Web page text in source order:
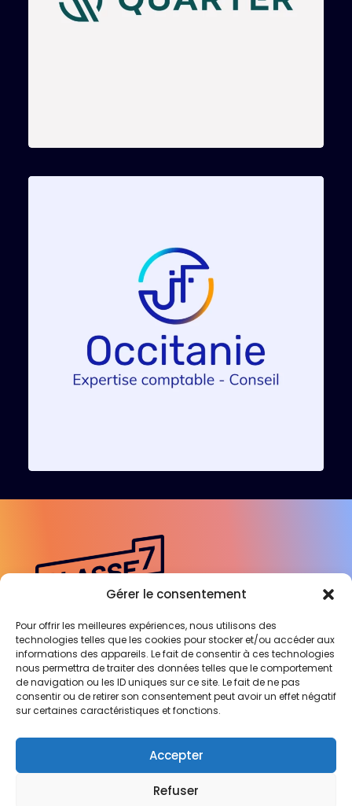
Gérer le consentement
Pour offrir les meilleures expériences, nous utilisons des
technologies telles que les cookies pour stocker et/ou accéder aux
informations des appareils. Le fait de consentir à ces technologies
nous permettra de traiter des données telles que le comportement
de navigation ou les ID uniques sur ce site. Le fait de ne pas
consentir ou de retirer son consentement peut avoir un effet négatif
sur certaines caractéristiques et fonctions.
Accepter
Refuser
Engagée auprès des Experts-
Comptables
pour révéler leur cabinet
Politiques de cookies